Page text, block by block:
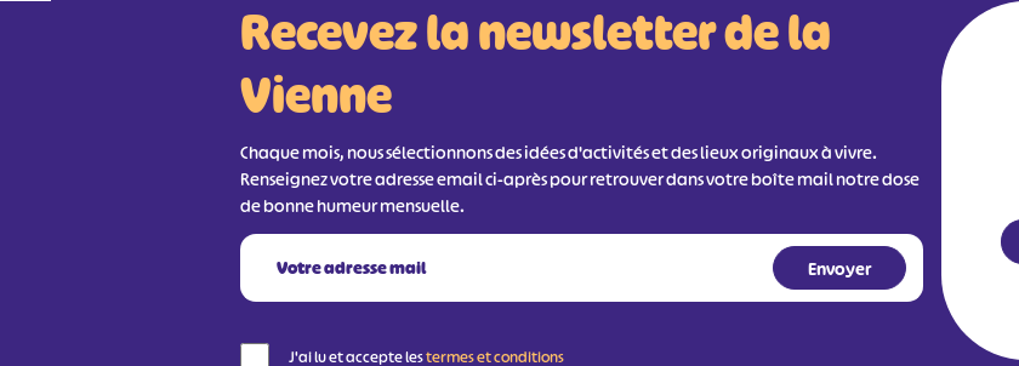
Recevez la newsletter de la
Vienne
Chaque mois, nous sélectionnons des idées d'activités et des lieux originaux à vivre.
Renseignez votre adresse email ci-après pour retrouver dans votre boîte mail notre dose
de bonne humeur mensuelle.
J'ai lu et accepte lestermes et conditions